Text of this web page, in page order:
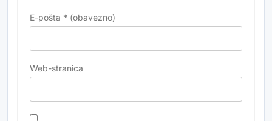
E-pošta * (obavezno)
Web-stranica